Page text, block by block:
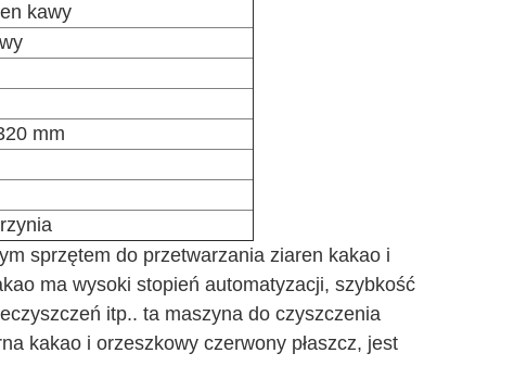
kawy
mm
sprzętem do przetwarzania ziaren kakao i
ma wysoki stopień automatyzacji, szybkość
itp.. ta maszyna do czyszczenia
kakao i orzeszkowy czerwony płaszcz, jest